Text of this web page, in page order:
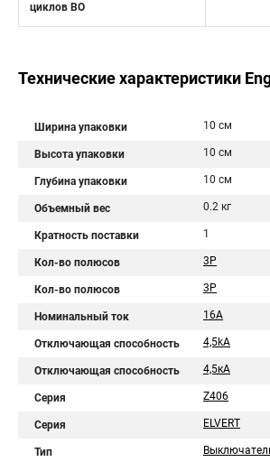
циклов ВО
Технические характеристики
Ширина упаковки 10 см
Высота упаковки 10 см
Глубина упаковки 10 см
Объемный вес 0.2 кг
Кратность поставки 1
Кол-во полюсов 3P
Кол-во полюсов 3Р
Номинальный ток 16A
Отключающая способность 4,5kA
Отключающая способность 4,5кA
Серия Z406
Серия ELVERT
Тип